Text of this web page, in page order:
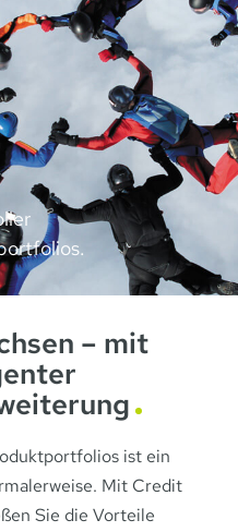
– mit
ist ein
Mit Credit
Sie die Vorteile